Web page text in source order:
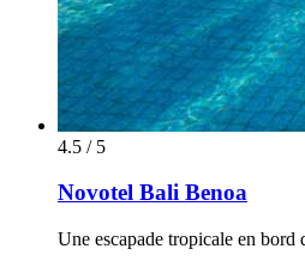
4.5 / 5
Novotel Bali Benoa
Une escapade tropicale en bord